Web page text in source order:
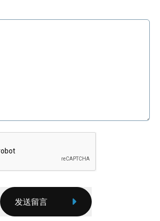
发送留言